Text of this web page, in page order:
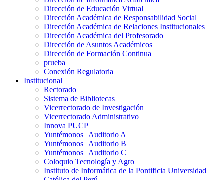
Dirección de Educación Virtual
Dirección Académica de Responsabilidad Social
Dirección Académica de Relaciones Institucionales
Dirección Académica del Profesorado
Dirección de Asuntos Académicos
Dirección de Formación Continua
prueba
Conexión Regulatoria
Institucional
Rectorado
Sistema de Bibliotecas
Vicerrectorado de Investigación
Vicerrectorado Administrativo
Innova PUCP
Yuntémonos | Auditorio A
Yuntémonos | Auditorio B
Yuntémonos | Auditorio C
Coloquio Tecnología y Agro
Instituto de Informática de la Pontificia Universidad